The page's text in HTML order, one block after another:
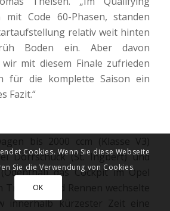
Code 60-Phasen, standen
relativ weit hinten
Boden ein. Aber davon
mit diesem Finale zufrieden
für die komplette Saison ein
Fazit.“
Dörrschuck (St. Ingbert) und
das Cockpit im Opel
Training und Rennen wechselte
innerhalb kürzester Zeit eine
Cookies. Wenn Sie diese Webseite
Sie die Verwendung von Cookies.
OK